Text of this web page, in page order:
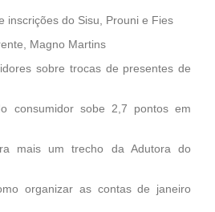
inscrições do Sisu, Prouni e Fies
Magno Martins
sobre trocas de presentes de
consumidor sobe 2,7 pontos em
mais um trecho da Adutora do
organizar as contas de janeiro